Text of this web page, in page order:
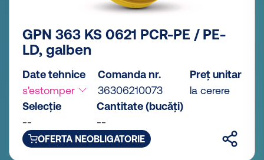
GPN 363 KS 0621 PCR-PE / PE-
LD, galben
Date tehnice
s'estomper
Comanda nr.
36306210073
Preț unitar
la cerere
Selecție
--
Cantitate (bucăți)
--
OFERTA NEOBLIGATORIE